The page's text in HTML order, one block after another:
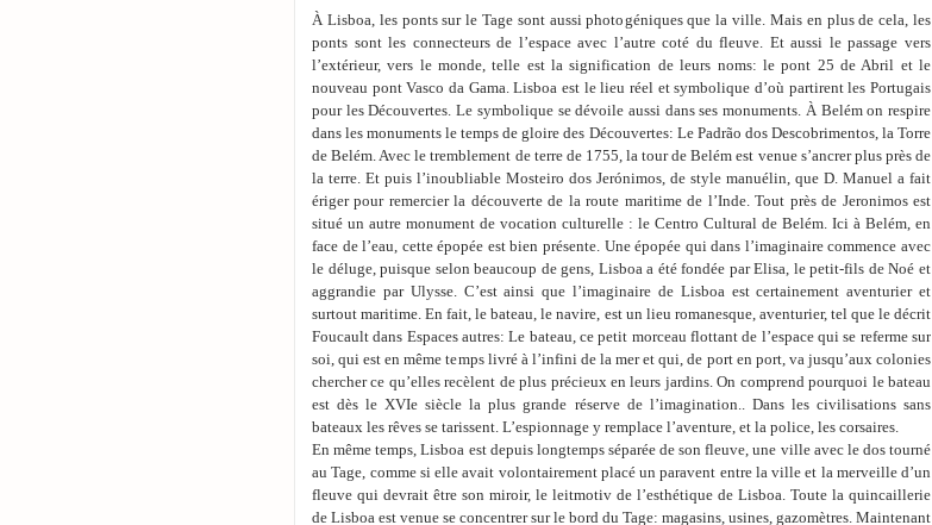
À Lisboa, les ponts sur le Tage sont aussi photogéniques que la ville. Mais en plus de cela, les
ponts sont les connecteurs de l’espace avec l’autre coté du fleuve. Et aussi le passage vers
l’extérieur, vers le monde, telle est la signification de leurs noms: le pont 25 de Abril et le
nouveau pont Vasco da Gama. Lisboa est le lieu réel et symbolique d’où partirent les Portugais
pour les Découvertes. Le symbolique se dévoile aussi dans ses monuments. À Belém on respire
dans les monuments le temps de gloire des Découvertes: Le Padrão dos Descobrimentos, la Torre
de Belém. Avec le tremblement de terre de 1755, la tour de Belém est venue s’ancrer plus près de
la terre. Et puis l’inoubliable Mosteiro dos Jerónimos, de style manuélin, que D. Manuel a fait
ériger pour remercier la découverte de la route maritime de l’Inde. Tout près de Jeronimos est
situé un autre monument de vocation culturelle : le Centro Cultural de Belém. Ici à Belém, en
face de l’eau, cette épopée est bien présente. Une épopée qui dans l’imaginaire commence avec
le déluge, puisque selon beaucoup de gens, Lisboa a été fondée par Elisa, le petit-fils de Noé et
aggrandie par Ulysse. C’est ainsi que l’imaginaire de Lisboa est certainement aventurier et
surtout maritime. En fait, le bateau, le navire, est un lieu romanesque, aventurier, tel que le décrit
Foucault dans Espaces autres: Le bateau, ce petit morceau flottant de l’espace qui se referme sur
soi, qui est en même temps livré à l’infini de la mer et qui, de port en port, va jusqu’aux colonies
chercher ce qu’elles recèlent de plus précieux en leurs jardins. On comprend pourquoi le bateau
est dès le XVIe siècle la plus grande réserve de l’imagination.. Dans les civilisations sans
bateaux les rêves se tarissent. L’espionnage y remplace l’aventure, et la police, les corsaires.
En même temps, Lisboa est depuis longtemps séparée de son fleuve, une ville avec le dos tourné
au Tage, comme si elle avait volontairement placé un paravent entre la ville et la merveille d’un
fleuve qui devrait être son miroir, le leitmotiv de l’esthétique de Lisboa. Toute la quincaillerie
de Lisboa est venue se concentrer sur le bord du Tage: magasins, usines, gazomètres. Maintenant